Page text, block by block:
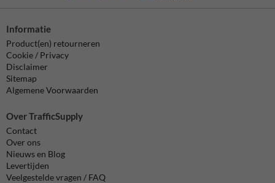
Informatie
Product(en) retourneren
Cookie / Privacy
Disclaimer
Sitemap
Algemene Voorwaarden
Over TrafficSupply
Contact
Over ons
Nieuws en Blog
Levertijden
Veelgestelde vragen / FAQ